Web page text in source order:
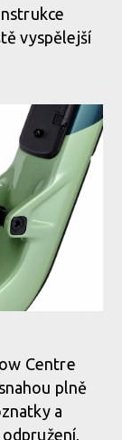
odpružení
odpružení
vyspělejší
odpružení
Centre
plně
a